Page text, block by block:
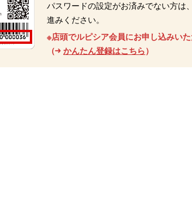
パスワードの設定がお済みでない方は
進みください。
※店頭でルピシア会員にお申し込みい
（
かんたん登録はこちら）